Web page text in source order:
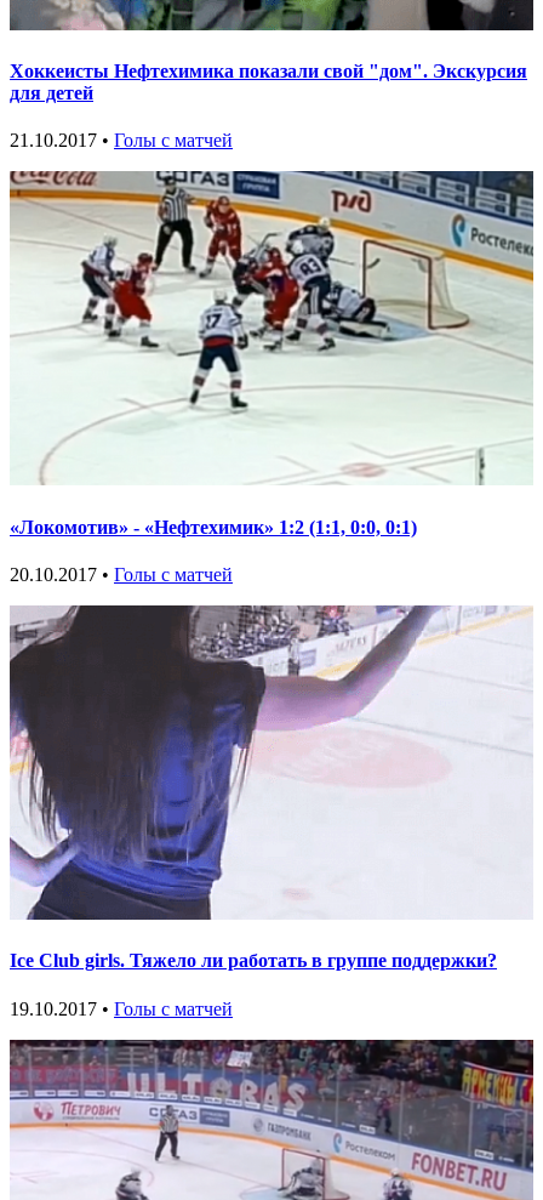
Хоккеисты Нефтехимика показали свой "дом". Экскурсия
для детей
21.10.2017 • Голы с матчей
«Локомотив» - «Нефтехимик» 1:2 (1:1, 0:0, 0:1)
20.10.2017 • Голы с матчей
Ice Club girls. Тяжело ли работать в группе поддержки?
19.10.2017 • Голы с матчей